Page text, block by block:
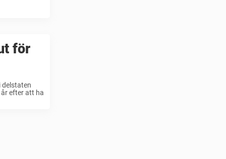
för
delstaten
efter att ha